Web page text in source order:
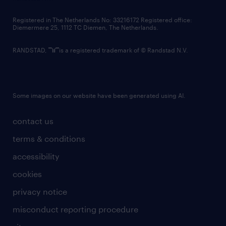
contact us
terms & conditions
accessibility
cookies
privacy notice
misconduct reporting procedure
Registered in The Netherlands No: 33216172 Registered office:
Diemermere 25, 1112 TC Diemen, The Netherlands.
RANDSTAD, is a registered trademark of © Randstad N.V.
Some images on our website have been generated using AI.